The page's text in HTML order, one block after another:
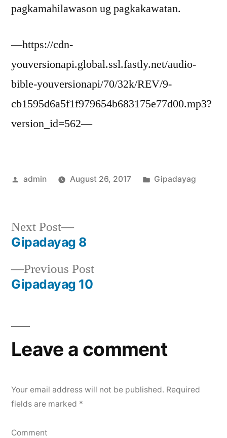
pagkamahilawason ug pagkakawatan.
—https://cdn-
youversionapi.global.ssl.fastly.net/audio-
bible-youversionapi/70/32k/REV/9-
cb1595d6a5f1f979654b683175e77d00.mp3?
version_id=562—
Posted
admin August 26, 2017
Posted
Gipadayag
Post
navigation
Previous PostPrevious
Gipadayag 10
Next Post
Next
post:
Gipadayag 8
Leave a comment
Your email address will not be published. Required
fields are marked *
Comment